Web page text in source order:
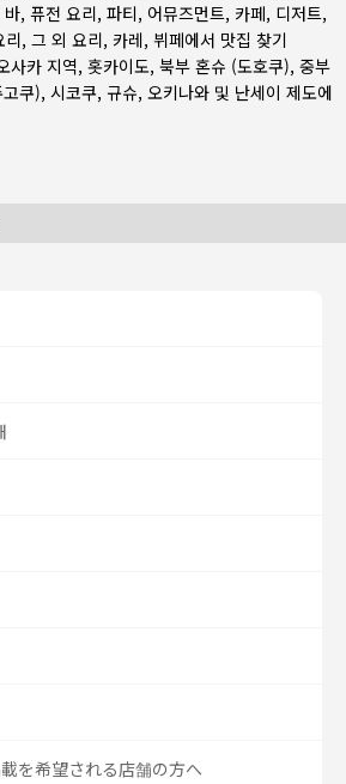
바, 퓨전 요리, 파티, 어뮤즈먼트, 카페, 디저트,
리, 그 외 요리, 카레, 뷔페에서 맛집 찾기
사카 지역, 홋카이도, 북부 혼슈 (도호쿠), 중부
쿠), 시코쿠, 규슈, 오키나와 및 난세이 제도에
を希望される店舗の方へ